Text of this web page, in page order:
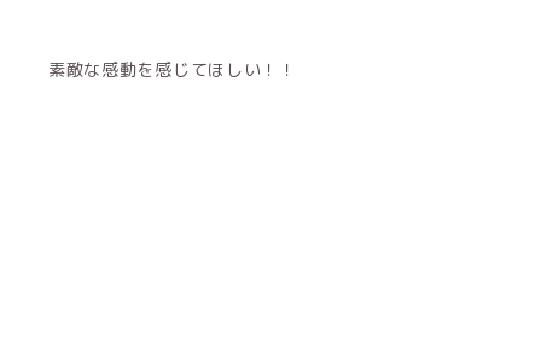
素敵な感動を感じてほしい！！